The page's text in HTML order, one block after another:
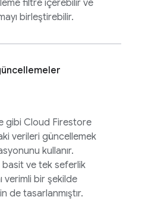
filtre içerebilir ve
birleştirebilir.
gibi Cloud Firestore
verileri güncellemek
kullanır.
ve tek seferlik
verimli bir şekilde
de tasarlanmıştır.